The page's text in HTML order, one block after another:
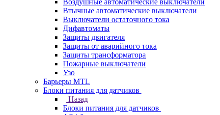
Воздушные автоматические выключатели
Втычные автоматические выключатели
Выключатели остаточного тока
Дифавтоматы
Защиты двигателя
Защиты от аварийного тока
Защиты трансформатора
Пожарные выключатели
Узо
Барьеры MTL
Блоки питания для датчиков
Назад
Блоки питания для датчиков